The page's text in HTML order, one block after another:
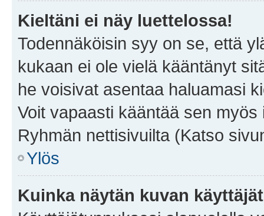
Kieltäni ei näy luettelossa!
Todennäköisin syy on se, että
kukaan ei ole vielä kääntänyt
he voisivat asentaa haluamasi
Voit vapaasti kääntää sen
Ryhmän nettisivuilta (Katso
Ylös
Kuinka näytän kuvan